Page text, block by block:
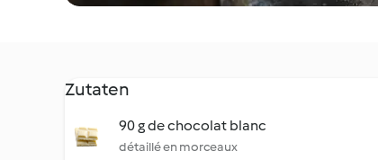
Zutaten
90 g de chocolat blanc
détaillé en morceaux